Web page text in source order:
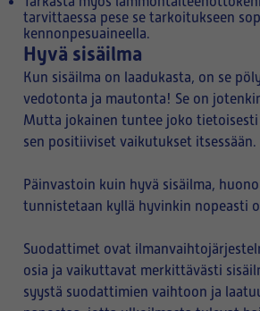
tarvittaessa pese se tarkoitukseen
kennonpesuaineella.
Hyvä sisäilma
Kun sisäilma on laadukasta, on se
vedotonta ja mautonta! Se on
Mutta jokainen tuntee joko
sen positiiviset vaikutukset itsessään.
Päinvastoin kuin hyvä sisäilma,
tunnistetaan kyllä hyvinkin nopeasti
Suodattimet ovat
osia ja vaikuttavat merkittävästi
syystä suodattimien vaihtoon ja